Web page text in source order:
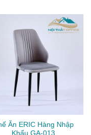
Ăn ERIC Hàng Nhập
Khẩu GA-013